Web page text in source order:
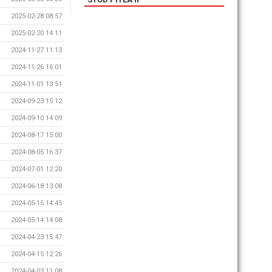
2025-02-28 08:57
2025-02-20 14:11
2024-11-27 11:13
2024-11-26 16:01
2024-11-01 13:51
2024-09-23 15:12
2024-09-10 14:09
2024-08-17 15:00
2024-08-05 16:37
2024-07-01 12:20
2024-06-18 13:08
2024-05-15 14:45
2024-05-14 14:08
2024-04-23 15:47
2024-04-15 12:26